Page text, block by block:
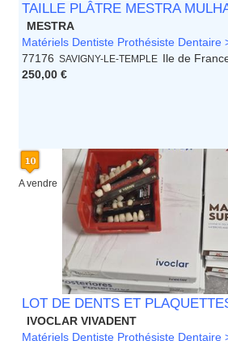
TAILLE PLÂTRE MESTRA
MESTRA
Matériels Dentiste Prothésiste Dentaire
77176 SAVIGNY-LE-TEMPLE Ile de
250,00 €
A vendre
LOT DE DENTS ET
IVOCLAR VIVADENT
Matériels Dentiste Prothésiste Dentaire